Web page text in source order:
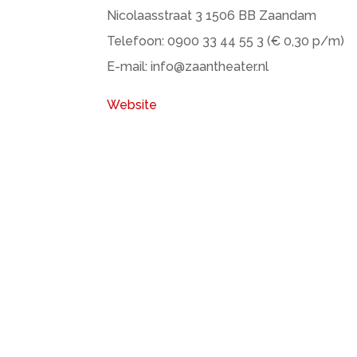
Nicolaasstraat 3 1506 BB Zaandam
Telefoon: 0900 33 44 55 3 (€ 0,30 p/m)
E-mail: info@zaantheater.nl
Website